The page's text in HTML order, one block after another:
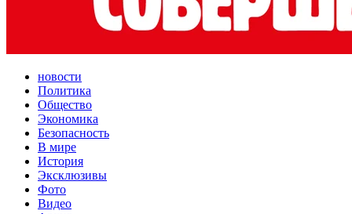
новости
Политика
Общество
Экономика
Безопасность
В мире
История
Эксклюзивы
Фото
Видео